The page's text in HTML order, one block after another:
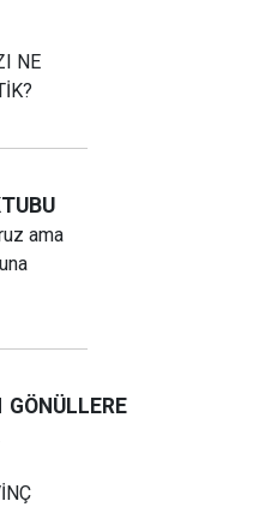
NE
ama
GÖNÜLLERE